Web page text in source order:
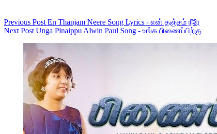
Previous Post En Thanjam Neere Song Lyrics - என் தஞ்சம் நீரே
Next Post Unga Pinaippu Alwin Paul Song - உங்க பிணைப்பிற்கு